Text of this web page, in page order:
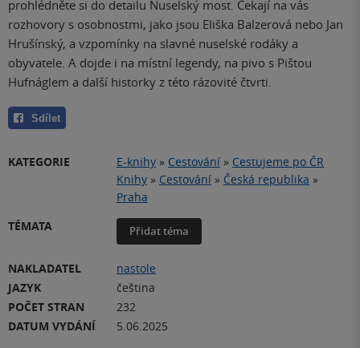
prohlédněte si do detailu Nuselský most. Čekají na vás
rozhovory s osobnostmi, jako jsou Eliška Balzerová nebo Jan
Hrušínský, a vzpomínky na slavné nuselské rodáky a
obyvatele. A dojde i na místní legendy, na pivo s Pištou
Hufnáglem a další historky z této rázovité čtvrti.
Sdílet
KATEGORIE E-knihy » Cestování » Cestujeme po ČR
Knihy » Cestování » Česká republika »
Praha
TÉMATA
Přidat téma
NAKLADATEL
nastole
JAZYK
čeština
POČET STRAN
232
DATUM VYDÁNÍ
5.06.2025